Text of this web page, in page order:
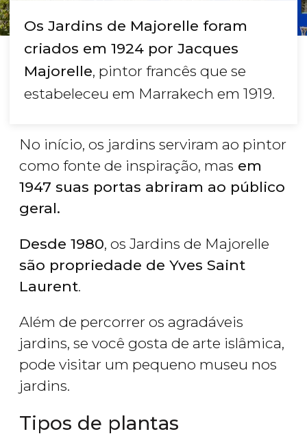
Os Jardins de Majorelle foram
criados em 1924 por Jacques
Majorelle, pintor francês que se
estabeleceu em Marrakech em 1919.
No início, os jardins serviram ao pintor
como fonte de inspiração, mas em
1947 suas portas abriram ao público
geral.
Desde 1980, os Jardins de Majorelle
são propriedade de Yves Saint
Laurent.
Além de percorrer os agradáveis
jardins, se você gosta de arte islâmica,
pode visitar um pequeno museu nos
jardins.
Tipos de plantas